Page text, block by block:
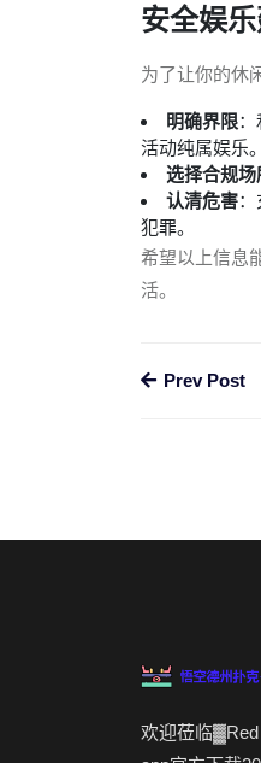
安全娱
为了让你的休
明确界限
活动纯属娱乐。
选择合规场
认清危害
犯罪。
希望以上信息
活。
Prev Post
欢迎莅临